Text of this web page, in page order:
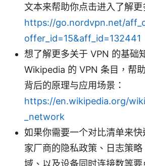
文本来帮助你点击进入了解更
https://go.nordvpn.net/
offer_id=15&aff_id=132441
想了解更多关于 VPN 的基础
Wikipedia 的 VPN 条目，帮
背后的原理与应用场景：
https://en.wikipedia.org/
_network
如果你需要一个对比清单来
家厂商的隐私政策、日志策
域、以及设备同时连接数等要